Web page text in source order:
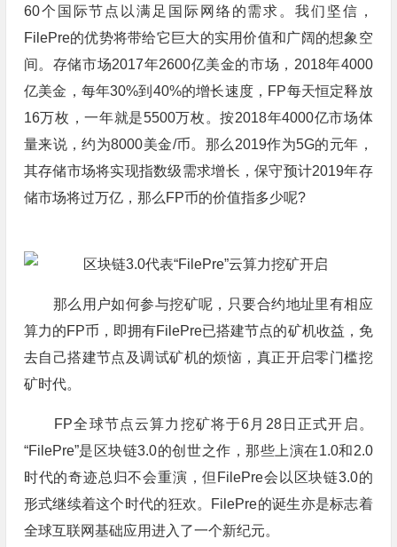
60个国际节点以满足国际网络的需求。我们坚信，
FilePre的优势将带给它巨大的实用价值和广阔的想象空
间。存储市场2017年2600亿美金的市场，2018年4000
亿美金，每年30%到40%的增长速度，FP每天恒定释放
16万枚，一年就是5500万枚。按2018年4000亿市场体
量来说，约为8000美金/币。那么2019作为5G的元年，
其存储市场将实现指数级需求增长，保守预计2019年存
储市场将过万亿，那么FP币的价值指多少呢?
那么用户如何参与挖矿呢，只要合约地址里有相应
算力的FP币，即拥有FilePre已搭建节点的矿机收益，免
去自己搭建节点及调试矿机的烦恼，真正开启零门槛挖
矿时代。
FP全球节点云算力挖矿将于6月28日正式开启。
“FilePre”是区块链3.0的创世之作，那些上演在1.0和2.0
时代的奇迹总归不会重演，但FilePre会以区块链3.0的
形式继续着这个时代的狂欢。FilePre的诞生亦是标志着
全球互联网基础应用进入了一个新纪元。